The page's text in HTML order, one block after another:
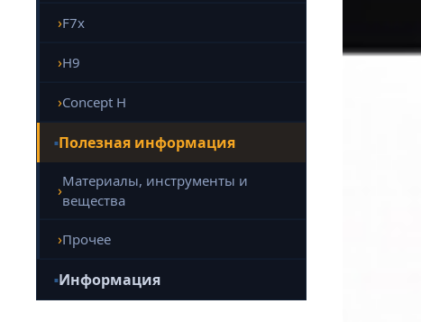
F7x
H9
Concept H
Полезная информация
Материалы, инструменты и
вещества
Прочее
Информация